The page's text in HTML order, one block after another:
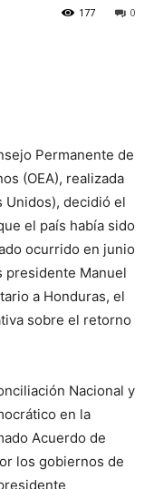
0
177
Permanente de
(OEA), realizada
Unidos), decidió el
el país había sido
ocurrido en junio
presidente Manuel
a Honduras, el
sobre el retorno
Nacional y
en la
Acuerdo de
los gobiernos de